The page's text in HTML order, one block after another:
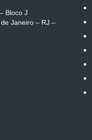
Bloco J
Janeiro – RJ –